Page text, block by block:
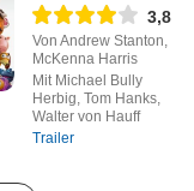
3,8
Von Andrew Stanton,
McKenna Harris
Mit Michael Bully
Herbig, Tom Hanks,
Walter von Hauff
Trailer